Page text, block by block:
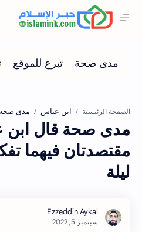
الصفحة الرئيسية ابن عباس مدى صحة
مدى صحة قال ابن
مقتصدتان فيهما
ليلة